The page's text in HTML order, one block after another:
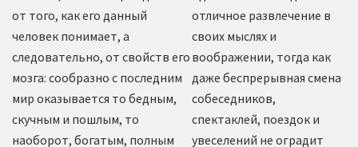
от того, как его данный
человек понимает, а
следовательно, от свойств его
мозга: сообразно с последним
мир оказывается то бедным,
скучным и пошлым, то
наоборот, богатым, полным
отличное развлечение в
своих мыслях и
воображении, тогда как
даже беспрерывная смена
собеседников,
спектаклей, поездок и
увеселений не оградит